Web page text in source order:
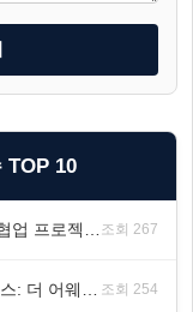
TOP 10
조회 267
조회 254